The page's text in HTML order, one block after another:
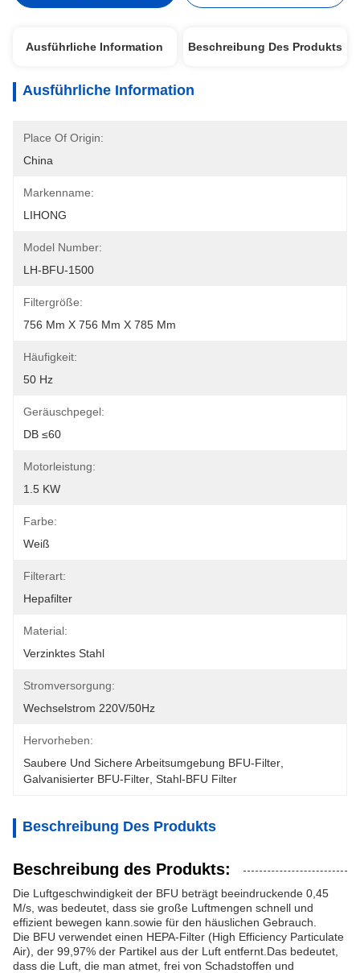
Ausführliche Information Beschreibung Des Produkts
Ausführliche Information
Place Of Origin:
China
Markenname:
LIHONG
Model Number:
LH-BFU-1500
Filtergröße:
756 Mm X 756 Mm X 785 Mm
Häufigkeit:
50 Hz
Geräuschpegel:
DB ≤60
Motorleistung:
1.5 KW
Farbe:
Weiß
Filterart:
Hepafilter
Material:
Verzinktes Stahl
Stromversorgung:
Wechselstrom 220V/50Hz
Hervorheben:
Saubere Und Sichere Arbeitsumgebung BFU-Filter
Galvanisierter BFU-Filter Stahl-BFU Filter
Beschreibung Des Produkts
Beschreibung des Produkts:
Die Luftgeschwindigkeit der BFU beträgt beeindruckende 0,45
M/s, was bedeutet, dass sie große Luftmengen schnell und
effizient bewegen kann.sowie für den häuslichen Gebrauch.
Die BFU verwendet einen HEPA-Filter (High Efficiency Particulate
Air), der 99,97% der Partikel aus der Luft entfernt.Das bedeutet,
dass die Luft, die man atmet, frei von Schadstoffen und